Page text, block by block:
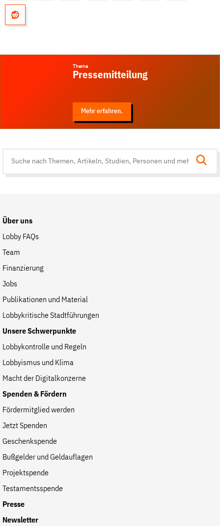
Thema
Pressemitteilung
Mehr erfahren.
Über uns
Lobby FAQs
Team
Finanzierung
Jobs
Publikationen und Material
Lobbykritische Stadtführungen
Unsere Schwerpunkte
Lobbykontrolle und Regeln
Lobbyismus und Klima
Macht der Digitalkonzerne
Spenden & Fördern
Fördermitglied werden
Jetzt Spenden
Geschenkspende
Bußgelder und Geldauflagen
Projektspende
Testamentsspende
Presse
Newsletter